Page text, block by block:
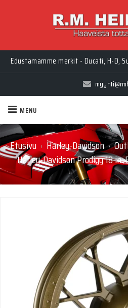
Edustamamme merkit - Ducati, H-D,
MENU
Etusivu › Harley-Davidson ›
Harley-Davidson Prodigy 18